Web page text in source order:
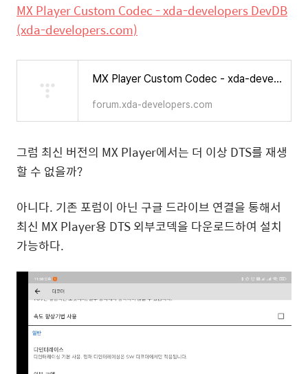
MX Player Custom Codec - xda-developers DevDB
(xda-developers.com)
MX Player Custom Codec - xda-developers DevDB
forum.xda-developers.com
그럼 최신 버전의 MX Player에서는 더 이상 DTS를 재생
할 수 없을까?
아니다. 기존 포럼이 아닌 구글 드라이브 연결을 통해서
최신 MX Player용 DTS 외부코덱을 다운로드하여 설치
가능하다.